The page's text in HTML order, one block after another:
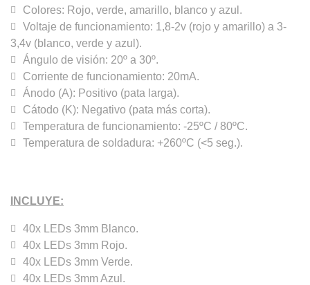
Colores: Rojo, verde, amarillo, blanco y azul.
Voltaje de funcionamiento: 1,8-2v (rojo y amarillo) a 3-
3,4v (blanco, verde y azul).
Ángulo de visión: 20º a 30º.
Corriente de funcionamiento: 20mA.
Ánodo (A): Positivo (pata larga).
Cátodo (K): Negativo (pata más corta).
Temperatura de funcionamiento: -25ºC / 80ºC.
Temperatura de soldadura: +260ºC (<5 seg.).
INCLUYE:
40x LEDs 3mm Blanco.
40x LEDs 3mm Rojo.
40x LEDs 3mm Verde.
40x LEDs 3mm Azul.